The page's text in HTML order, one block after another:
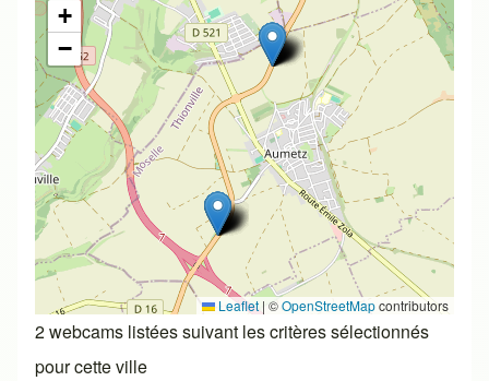
+
−
Leaflet | ©OpenStreetMapcontributors
2 webcams listées suivant les critères sélectionnés
pour cette ville